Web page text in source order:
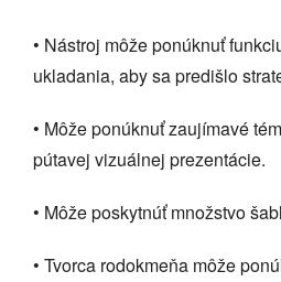
• Nástroj môže ponúknuť
ukladania, aby sa predišlo
• Môže ponúknuť zaujímavé
pútavej vizuálnej prezentácie.
• Môže poskytnúť množstvo
• Tvorca rodokmeňa môže